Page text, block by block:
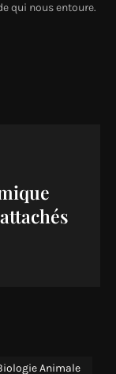
qui nous entoure.
Animale